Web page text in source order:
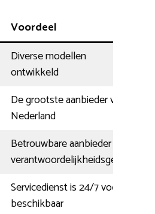
Voordeel
Diverse modellen
ontwikkeld
De grootste aanbieder van
Nederland
Betrouwbare aanbieder met
verantwoordelijkheidsgevoel
Servicedienst is 24/7 voor u
beschikbaar